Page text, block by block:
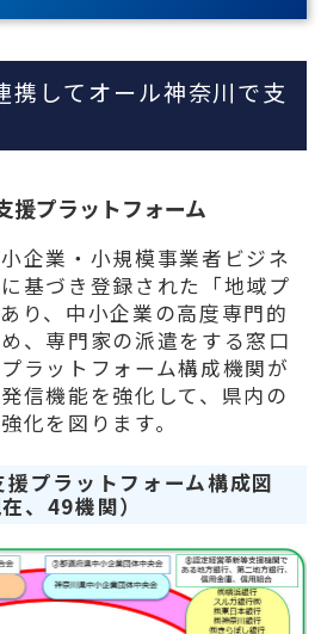
携してオール神奈川で支
援プラットフォーム
企業・小規模事業者ビジネ
基づき登録された「地域プ
り、中小企業の高度専門的
、専門家の派遣をする窓口
ラットフォーム構成機関が
信機能を強化して、県内の
化を図ります。
プラットフォーム構成図
、49機関）